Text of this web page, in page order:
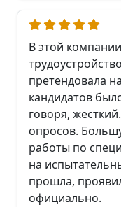
В этой
претендовала
кандидатов
говоря,
опросов.
работы по
на
прошла,
официально.